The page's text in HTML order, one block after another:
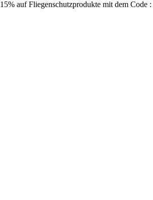
15% auf Fliegenschutzprodukte mit dem Code :